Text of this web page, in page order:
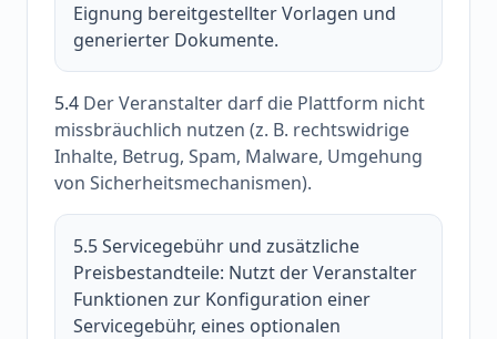
Eignung bereitgestellter Vorlagen und
generierter Dokumente.
5.4 Der Veranstalter darf die Plattform nicht
missbräuchlich nutzen (z. B. rechtswidrige
Inhalte, Betrug, Spam, Malware, Umgehung
von Sicherheitsmechanismen).
5.5 Servicegebühr und zusätzliche
Preisbestandteile: Nutzt der Veranstalter
Funktionen zur Konfiguration einer
Servicegebühr, eines optionalen